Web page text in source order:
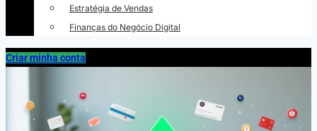
Estratégia de Vendas
Finanças do Negócio Digital
Criar minha conta